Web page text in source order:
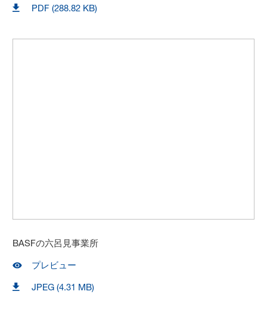
PDF (288.82 KB)
BASFの六呂見事業所
プレビュー
JPEG (4.31 MB)